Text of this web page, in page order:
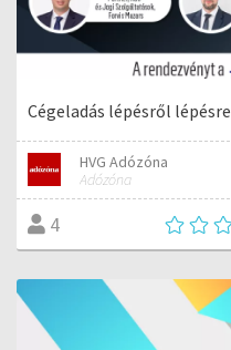
Cégeladás lépésről lépésre
HVG Adózóna
Adózóna
4